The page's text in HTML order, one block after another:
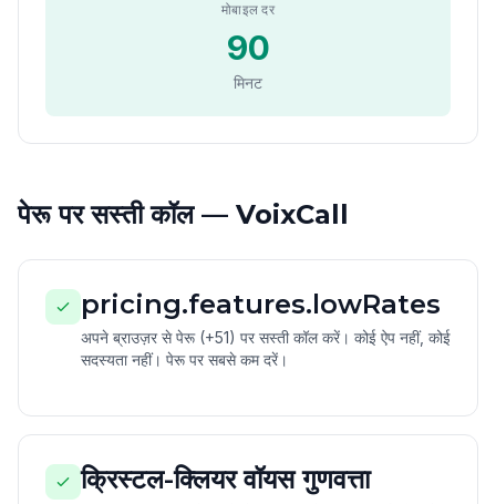
मोबाइल दर
90
मिनट
पेरू पर सस्ती कॉल — VoixCall
pricing.features.lowRates
अपने ब्राउज़र से पेरू (+51) पर सस्ती कॉल करें। कोई ऐप नहीं, कोई
सदस्यता नहीं। पेरू पर सबसे कम दरें।
क्रिस्टल-क्लियर वॉयस गुणवत्ता